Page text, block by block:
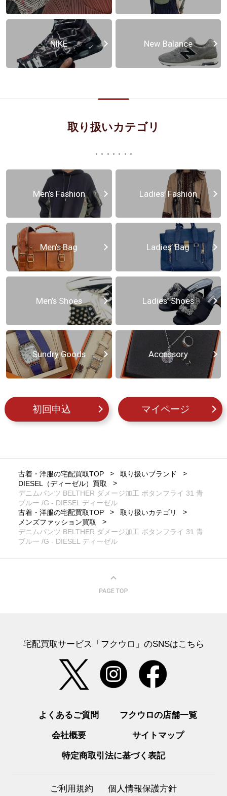
NIKE New Balance
取り扱いカテゴリ
Men’s Fashion Ladies’ Fashion
Men’s Bag Ladies’ Bag
Men’s Shoes Ladies’ Shoes
Sundry Goods Accessory
初回申込 マイページ
古着・洋服の宅配買取TOP
取り扱いブランド
DIESEL（ディーゼル）買取
デニムパンツ BELTHER ダメージ加工 ボタンフライ 31 青
ブルー /G - DIESEL ディーゼル
古着・洋服の宅配買取TOP
取り扱いカテゴリ
メンズファッション買取
デニムパンツ BELTHER ダメージ加工 ボタンフライ 31 青
ブルー /G - DIESEL ディーゼル
宅配買取サービス「フクウロ」のSNSはこちら
よくあるご質問 フクウロの店舗一覧
会社概要 サイトマップ
特定商取引法に基づく表記
ご利用規約 個人情報保護方針